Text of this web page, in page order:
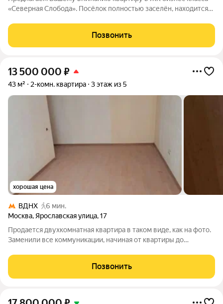
«Северная Слобода». Посёлок полностью заселён, находится
метро «Физтех». Квартира-таунхаус - 3 этажа, 221 м2 в Москве.
Позвонить
13 500 000 ₽
43 м² 2-комн. квартира 3 этаж из 5
хорошая цена
ВДНХ
6 мин.
Москва, Ярославская улица,17
Продается двухкомнатная квартира в таком виде, как на фото.
Заменили все коммуникации, начиная от квартиры до
тихое и зелёное место. Рядом с домов все объекты
инфраструктуры. Огромный парк.
Позвонить